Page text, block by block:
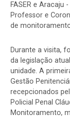
FASER e Aracaju
Professor e
de
Durante a visita,
da legislação
unidade. A
Gestão
recepcionados
Policial Penal
Monitoramento,